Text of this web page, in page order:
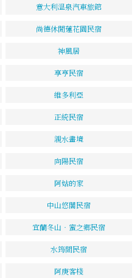
意大利溫泉汽車旅館
尚德休閒蓮花園民宿
神風居
享亨民宿
維多利亞
正統民宿
親水畫境
向陽民宿
阿姑的家
中山悠閣民宿
宜蘭冬山‧蜜之鄉民宿
水筠間民宿
阿庚客棧